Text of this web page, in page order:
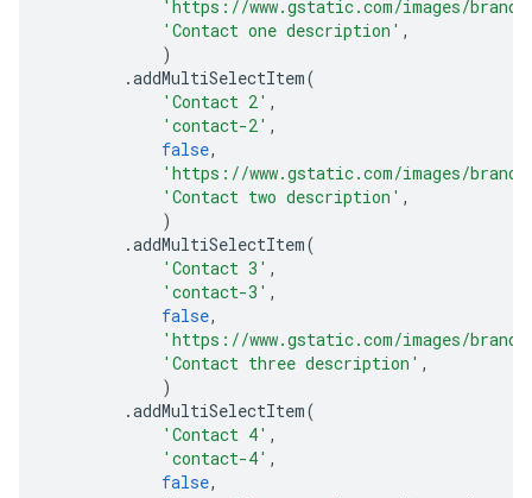
'https://www.gstatic.com/images/
'Contact one description' ,
)
.addMultiSelectItem(
'Contact 2' ,
'contact-2' ,
false,
'https://www.gstatic.com/images/
'Contact two description' ,
)
.addMultiSelectItem(
'Contact 3' ,
'contact-3' ,
false,
'https://www.gstatic.com/images/
'Contact three description' ,
)
.addMultiSelectItem(
'Contact 4' ,
'contact-4' ,
false,